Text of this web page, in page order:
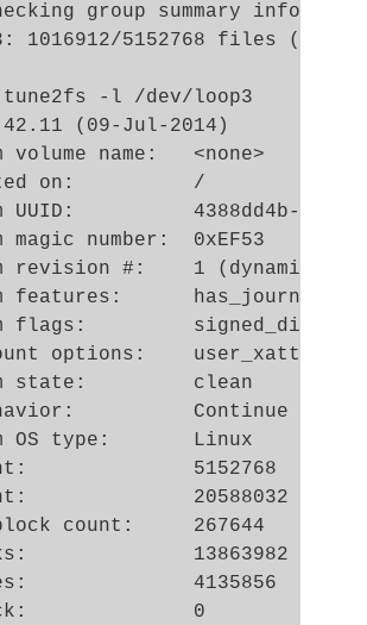
group summary
1016912/5152768 files (0.1%
tune2fs -l /dev/loop3
(09-Jul-2014)
volume name:   <none>
on:          /
UUID:          4388dd4b-ac1a-
magic number:  0xEF53
revision #:    1 (dynamic)
features:      has_journal
flags:
options:    user_xattr acl
state:         clean
Continue
OS type:       Linux
5152768
20588032
count:     267644
13863982
4135856
0